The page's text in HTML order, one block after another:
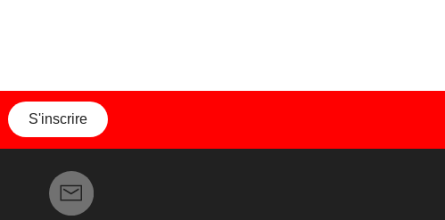
S'inscrire